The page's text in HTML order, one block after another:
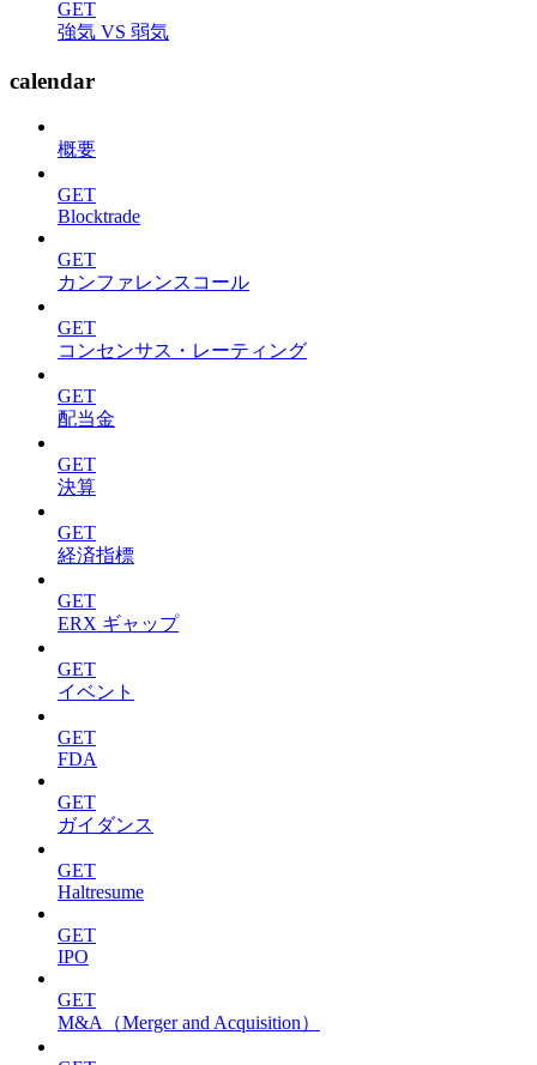
GET
強気 VS 弱気
calendar
概要
GET
Blocktrade
GET
カンファレンスコール
GET
コンセンサス・レーティング
GET
配当金
GET
決算
GET
経済指標
GET
ERX ギャップ
GET
イベント
GET
FDA
GET
ガイダンス
GET
Haltresume
GET
IPO
GET
M&A（Merger and Acquisition）